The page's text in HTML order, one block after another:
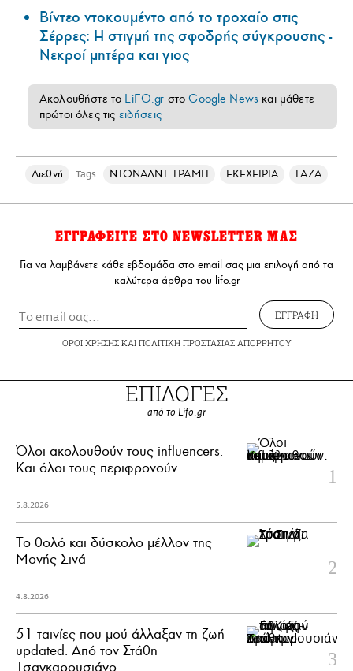
Βίντεο ντοκουμέντο από το τροχαίο στις
Σέρρες: Η στιγμή της σφοδρής σύγκρουσης -
Νεκροί μητέρα και γιος
Ακολουθήστε το LiFO.gr στοGoogle News και μάθετε
πρώτοι όλες τις ειδήσεις
Διεθνή Tags ΝΤΟΝΑΛΝΤ ΤΡΑΜΠ ΕΚΕΧΕΙΡΙΑ ΓΑΖΑ
ΕΓΓΡΑΦΕΙΤΕ ΣΤΟ NEWSLETTER ΜΑΣ
Για να λαμβάνετε κάθε εβδομάδα στο email σας μια επιλογή από τα
καλύτερα άρθρα του lifo.gr
ΕΓΓΡΑΦΗ
ΟΡΟΙ ΧΡΗΣΗΣΚΑΙ ΠΟΛΙΤΙΚΗ ΠΡΟΣΤΑΣΙΑΣ ΑΠΟΡΡΗΤΟΥ
ΕΠΙΛΟΓΕΣ
από το Lifo.gr
Όλοι ακολουθούν τους influencers.
Και όλοι τους περιφρονούν.
5.8.2026
Το θολό και δύσκολο μέλλον της
Μονής Σινά
4.8.2026
51 ταινίες που μού άλλαξαν τη ζωή-
updated. Aπό τον Στάθη
Τσαγκαρουσιάνο